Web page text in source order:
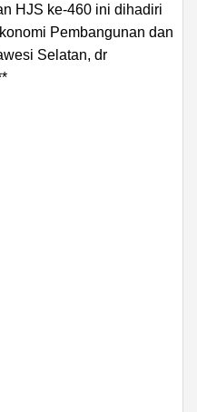
HJS ke-460 ini dihadiri
Pembangunan dan
Selatan, dr